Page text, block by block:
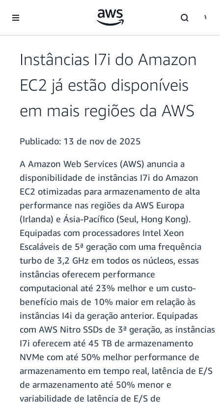
Pular para o conteúdo principal
Instâncias I7i do Amazon
EC2 já estão disponíveis
em mais regiões da AWS
Publicado: 13 de nov de 2025
A Amazon Web Services (AWS) anuncia a
disponibilidade de instâncias I7i do Amazon
EC2 otimizadas para armazenamento de alta
performance nas regiões da AWS Europa
(Irlanda) e Ásia-Pacífico (Seul, Hong Kong).
Equipadas com processadores Intel Xeon
Escaláveis de 5ª geração com uma frequência
turbo de 3,2 GHz em todos os núcleos, essas
instâncias oferecem performance
computacional até 23% melhor e um custo-
benefício mais de 10% maior em relação às
instâncias I4i da geração anterior. Equipadas
com AWS Nitro SSDs de 3ª geração, as instâncias
I7i oferecem até 45 TB de armazenamento
NVMe com até 50% melhor performance de
armazenamento em tempo real, latência de E/S
de armazenamento até 50% menor e
variabilidade de latência de E/S de